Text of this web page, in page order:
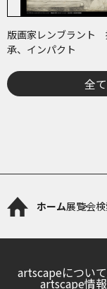
版画家レンブラント
承、インパクト
全
ホーム展覧会
artscapeについて
artscape情